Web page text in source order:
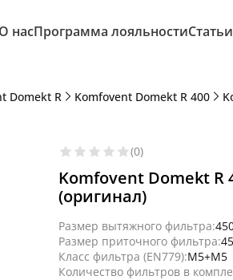
О насПрограмма лояльностиСтатьи
Domekt R Komfovent Domekt R 400
(0)
Komfovent Domekt R
(оригинал)
Размер вытяжного фильтра:
Размер приточного фильтра:
Класс фильтра (EN779):M5+M5
Количество фильтров в